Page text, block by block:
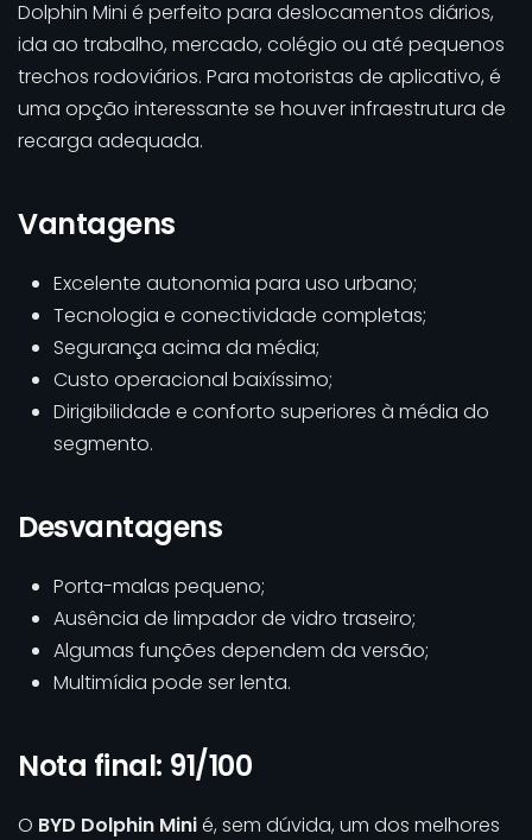
Dolphin Mini é perfeito para deslocamentos diários,
ida ao trabalho, mercado, colégio ou até pequenos
trechos rodoviários. Para motoristas de aplicativo, é
uma opção interessante se houver infraestrutura de
recarga adequada.
Vantagens
Excelente autonomia para uso urbano;
Tecnologia e conectividade completas;
Segurança acima da média;
Custo operacional baixíssimo;
Dirigibilidade e conforto superiores à média do
segmento.
Desvantagens
Porta-malas pequeno;
Ausência de limpador de vidro traseiro;
Algumas funções dependem da versão;
Multimídia pode ser lenta.
Nota final: 91/100
O BYD Dolphin Minié, sem dúvida, um dos melhores